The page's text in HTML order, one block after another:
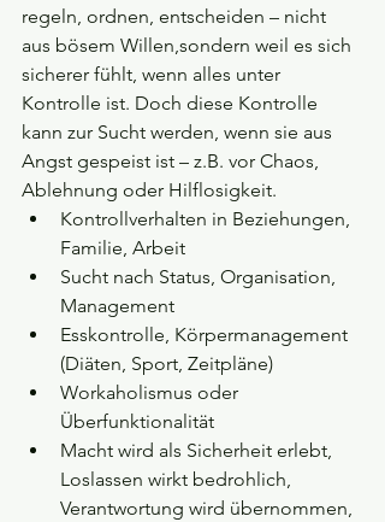
regeln, ordnen, entscheiden – nicht
aus bösem Willen,sondern weil es sich
sicherer fühlt, wenn alles unter
Kontrolle ist. Doch diese Kontrolle
kann zur Sucht werden, wenn sie aus
Angst gespeist ist – z.B. vor Chaos,
Ablehnung oder Hilflosigkeit.
Kontrollverhalten in Beziehungen,
Familie, Arbeit
Sucht nach Status, Organisation,
Management
Esskontrolle, Körpermanagement
(Diäten, Sport, Zeitpläne)
Workaholismus oder
Überfunktionalität
Macht wird als Sicherheit erlebt,
Loslassen wirkt bedrohlich,
Verantwortung wird übernommen,